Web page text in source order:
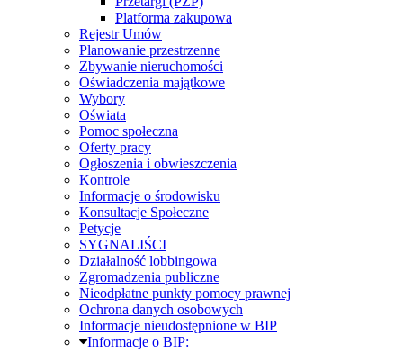
Platforma zakupowa
Rejestr Umów
Planowanie przestrzenne
Zbywanie nieruchomości
Oświadczenia majątkowe
Wybory
Oświata
Pomoc społeczna
Oferty pracy
Ogłoszenia i obwieszczenia
Kontrole
Informacje o środowisku
Konsultacje Społeczne
Petycje
SYGNALIŚCI
Działalność lobbingowa
Zgromadzenia publiczne
Nieodpłatne punkty pomocy prawnej
Ochrona danych osobowych
Informacje nieudostępnione w BIP
Informacje o BIP: